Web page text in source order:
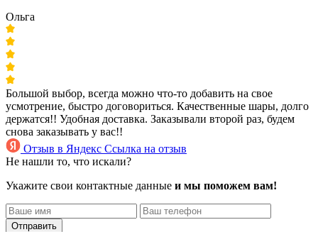
Ольга
Большой выбор, всегда можно что-то добавить на свое
усмотрение, быстро договориться. Качественные шары, долго
держатся!! Удобная доставка. Заказывали второй раз, будем
снова заказывать у вас!!
Отзыв в Яндекс Ссылка на отзыв
Не нашли то, что искали?
Укажите свои контактные данные и мы поможем вам!
Отправить